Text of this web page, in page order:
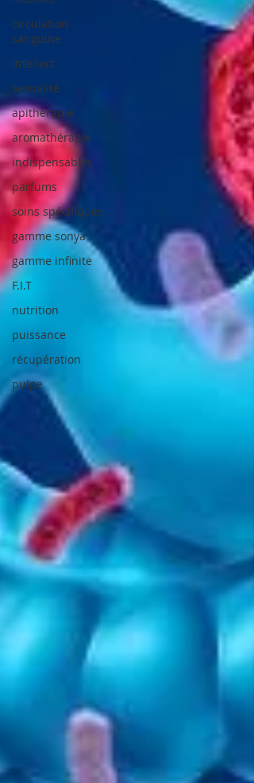
circulation
sanguine
intellect
sexualité
apithérapie
aromathérapie
indispensables
parfums
soins spécifiques
gamme sonya
gamme infinite
F.I.T
nutrition
puissance
récupération
pulpe